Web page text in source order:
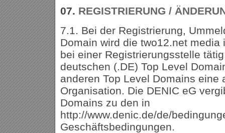
07. REGISTRIERUNG /
7.1. Bei der Registrierung,
Domain wird die two12.net media
bei einer Registrierungsstelle
deutschen (.DE) Top Level
anderen Top Level Domains eine
Organisation. Die DENIC eG
Domains zu den in
http://www.denic.de/de/
Geschäftsbedingungen.